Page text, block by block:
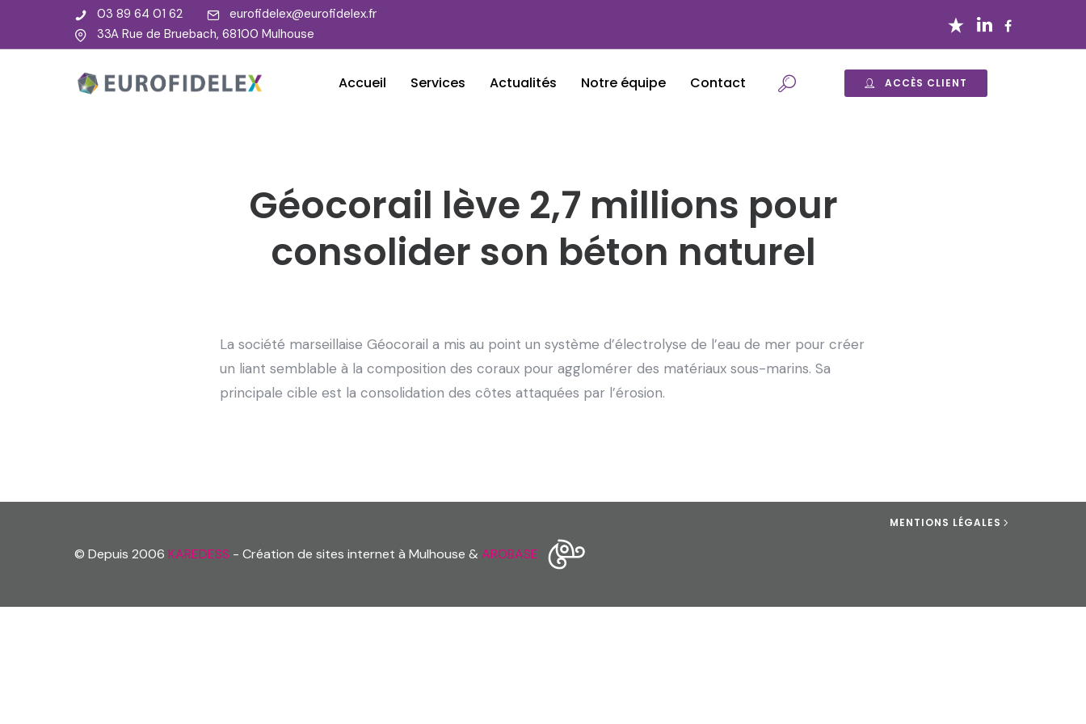
03 89 64 01 62
eurofidelex@eurofidelex.fr
33A Rue de Bruebach, 68100 Mulhouse
Accueil Services Actualités Notre équipe Contact ACCÈS CLIENT
Géocorail lève 2,7 millions pour
consolider son béton naturel
La société marseillaise Géocorail a mis au point un système d’électrolyse de l’eau de mer pour créer
un liant semblable à la composition des coraux pour agglomérer des matériaux sous-marins. Sa
principale cible est la consolidation des côtes attaquées par l’érosion.
© Depuis 2006 KAREDESS - Création de sites internet à Mulhouse & AROBASE
MENTIONS LÉGALES